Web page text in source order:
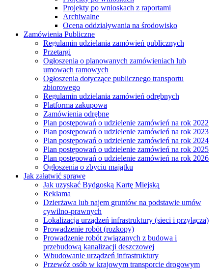
Projekty po wnioskach z raportami
Archiwalne
Ocena oddziaływania na środowisko
Zamówienia Publiczne
Regulamin udzielania zamówień publicznych
Przetargi
Ogłoszenia o planowanych zamówieniach lub
umowach ramowych
Ogłoszenia dotyczące publicznego transportu
zbiorowego
Regulamin udzielania zamówień odrębnych
Platforma zakupowa
Zamówienia odrębne
Plan postępowań o udzielenie zamówień na rok 2022
Plan postępowań o udzielenie zamówień na rok 2023
Plan postępowań o udzielenie zamówień na rok 2024
Plan postępowań o udzielenie zamówień na rok 2025
Plan postępowań o udzielenie zamówień na rok 2026
Ogłoszenia o zbyciu majątku
Jak załatwić sprawę
Jak uzyskać Bydgoską Kartę Miejską
Reklama
Dzierżawa lub najem gruntów na podstawie umów
cywilno-prawnych
Lokalizacja urządzeń infrastruktury (sieci i przyłącza)
Prowadzenie robót (rozkopy)
Prowadzenie robót związanych z budowa i
przebudową kanalizacji deszczowej
Wbudowanie urządzeń infrastruktury
Przewóz osób w krajowym transporcie drogowym